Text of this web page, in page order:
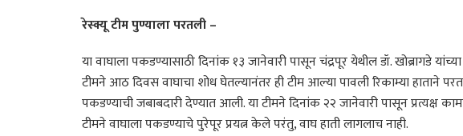
रेस्क्यू टीम पुण्याला परतली –
या वाघाला पकडण्यासाठी दिनांक १३ जानेवारी पासून चंद्रपूर येथील डॉ. खोब्रागडे
टीमने आठ दिवस वाघाचा शोध घेतल्यानंतर ही टीम आल्या पावली रिकाम्या हाताने
पकडण्याची जबाबदारी देण्यात आली. या टीमने दिनांक २२ जानेवारी पासून प्रत्यक्ष
टीमने वाघाला पकडण्याचे पुरेपूर प्रयत्न केले परंतु, वाघ हाती लागलाच नाही.